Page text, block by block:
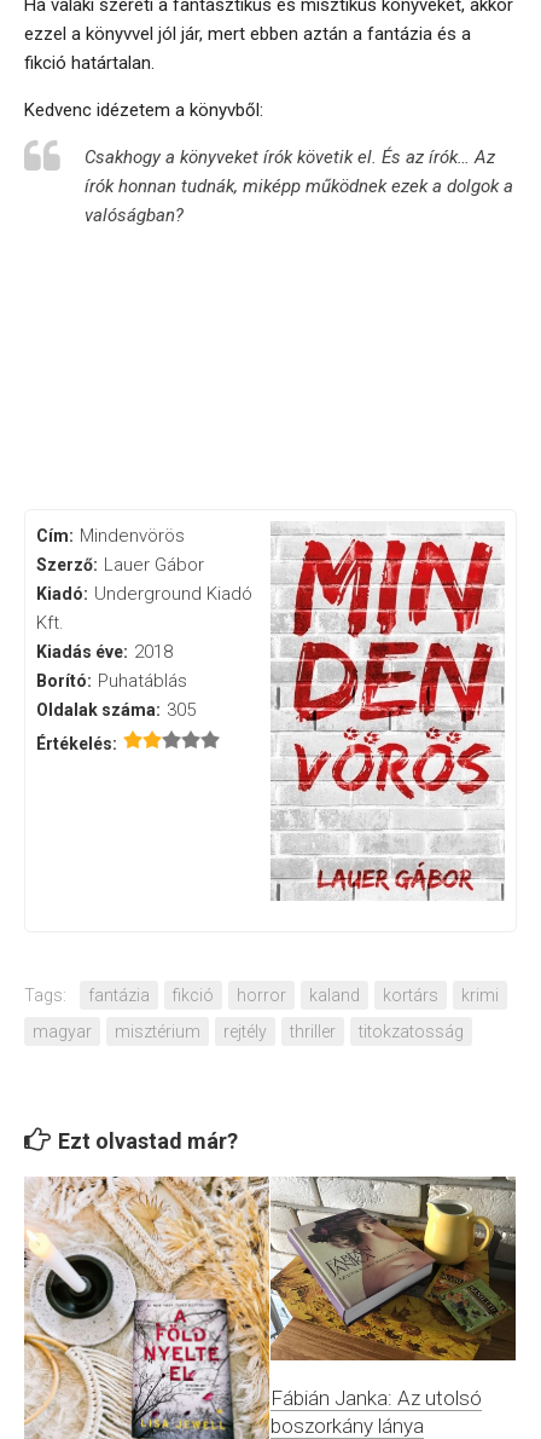
ezzel a könyvvel jól jár, mert ebben aztán a fantázia és a
fikció határtalan.
Kedvenc idézetem a könyvből:
Csakhogy a könyveket írók követik el. És az írók… Az
írók honnan tudnák, miképp működnek ezek a dolgok a
valóságban?
Cím: Mindenvörös
Szerző: Lauer Gábor
Kiadó: Underground Kiadó
Kft.
Kiadás éve: 2018
Borító: Puhatáblás
Oldalak száma: 305
Értékelés:
Tags: fantázia fikció horror kaland kortárs
krimi
magyar
misztérium rejtély thriller titokzatosság
Ezt olvastad már?
Fábián Janka: Az utolsó
boszorkány lánya